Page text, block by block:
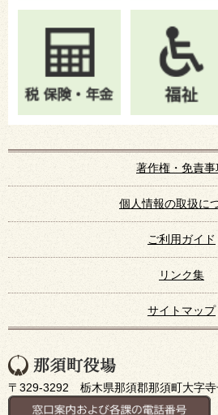
著作権・免責事
個人情報の取扱に
ご利用ガイド
リンク集
サイトマップ
〒329-3292 栃木県那須郡那須町大字